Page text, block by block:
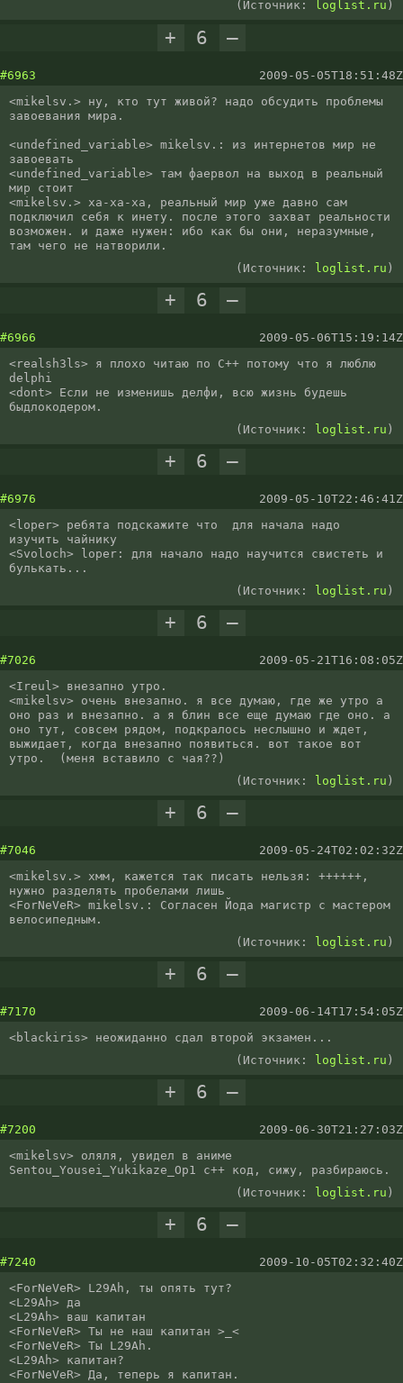
(Источник: loglist.ru )
+ 6 –
#6963
2009-05-05T18:51:48Z
<mikelsv.> ну, кто тут живой? надо обсудить проблемы
завоевания мира.
<undefined_variable> mikelsv.: из интернетов мир не
завоевать
<undefined_variable> там фаервол на выход в реальный
мир стоит
<mikelsv.> ха-ха-ха, реальный мир уже давно сам
подключил себя к инету. после этого захват реальности
возможен. и даже нужен: ибо как бы они, неразумные,
там чего не натворили.
(Источник: loglist.ru )
+ 6 –
#6966
2009-05-06T15:19:14Z
<realsh3ls> я плохо читаю по С++ потому что я люблю
delphi
<dont> Если не изменишь делфи, всю жизнь будешь
быдлокодером.
(Источник: loglist.ru )
+ 6 –
#6976
2009-05-10T22:46:41Z
<loper> ребята подскажите что  для начала надо
изучить чайнику
<Svoloch> loper: для начало надо научится свистеть и
булькать...
(Источник: loglist.ru )
+ 6 –
#7026
2009-05-21T16:08:05Z
<Ireul> внезапно утро.
<mikelsv> очень внезапно. я все думаю, где же утро а
оно раз и внезапно. а я блин все еще думаю где оно. а
оно тут, совсем рядом, подкралось неслышно и ждет,
выжидает, когда внезапно появиться. вот такое вот
утро.  (меня вставило с чая??)
(Источник:
loglist.ru )
+ 6 –
#7046
2009-05-24T02:02:32Z
<mikelsv.> хмм, кажется так писать нельзя: ++++++,
нужно разделять пробелами лишь
<ForNeVeR> mikelsv.: Согласен Йода магистр с мастером
велосипедным.
(Источник:
loglist.ru )
+ 6 –
#7170
2009-06-14T17:54:05Z
<blackiris> неожиданно сдал второй экзамен...
(Источник:
loglist.ru )
+ 6 –
#7200
2009-06-30T21:27:03Z
<mikelsv> оляля, увидел в аниме
Sentou_Yousei_Yukikaze_Op1 с++ код, сижу, разбираюсь.
(Источник:
loglist.ru )
+ 6 –
#7240
2009-10-05T02:32:40Z
<ForNeVeR> L29Ah, ты опять тут?
<L29Ah> да
<L29Ah> ваш капитан
<ForNeVeR> Ты не наш капитан >_<
<ForNeVeR> Ты L29Ah.
<L29Ah> капитан?
<ForNeVeR> Да, теперь я капитан.